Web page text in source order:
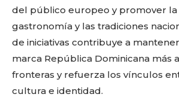
del público europeo y promover la
gastronomía y las tradiciones
de iniciativas contribuye a
marca República Dominicana más
fronteras y refuerza los vínculos
cultura e identidad.